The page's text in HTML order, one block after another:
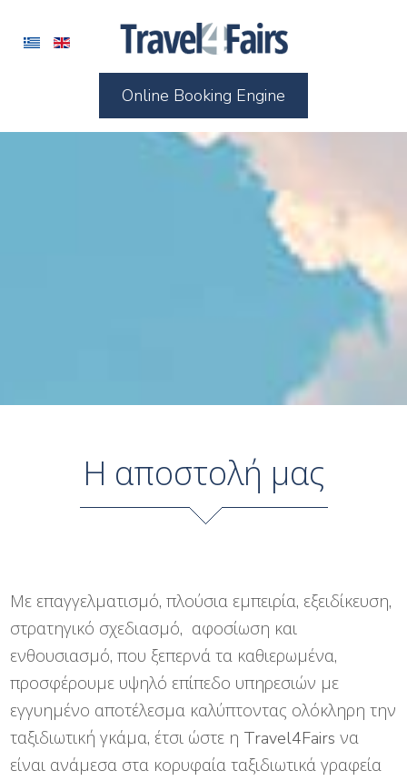
Online Booking Engine
Η αποστολή μας
Με επαγγελματισμό, πλούσια εμπειρία, εξειδίκευση,
στρατηγικό σχεδιασμό, αφοσίωση και
ενθουσιασμό, που ξεπερνά τα καθιερωμένα,
προσφέρουμε υψηλό επίπεδο υπηρεσιών με
εγγυημένο αποτέλεσμα καλύπτοντας ολόκληρη την
ταξιδιωτική γκάμα, έτσι ώστε η Travel4Fairs να
είναι ανάμεσα στα κορυφαία ταξιδιωτικά γραφεία